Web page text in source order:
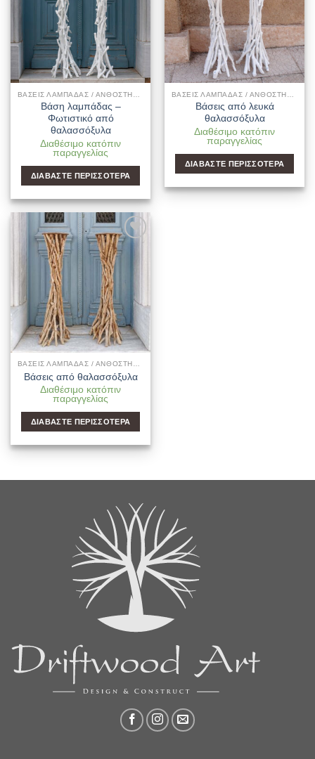
Βάση λαμπάδας –
Φωτιστικό από
θαλασσόξυλα
Διαθέσιμο κατόπιν
παραγγελίας
ΔΙΑΒΆΣΤΕ ΠΕΡΙΣΣΌΤΕΡΑ
Βάσεις από λευκά
θαλασσόξυλα
Διαθέσιμο κατόπιν
παραγγελίας
ΔΙΑΒΆΣΤΕ ΠΕΡΙΣΣΌΤΕΡΑ
Add to
Wishlist
ΒΆΣΕΙΣ ΛΑΜΠΆΔΑΣ / ΑΝΘΟΣΤΉΛΕΣ ΓΆΜΟΥ
Βάσεις από θαλασσόξυλα
Διαθέσιμο κατόπιν
παραγγελίας
ΔΙΑΒΆΣΤΕ ΠΕΡΙΣΣΌΤΕΡΑ